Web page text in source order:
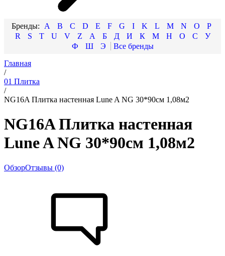
A B C D E F G I K L M N O
P
R
S T U V Z А Б Д И К М Н О С
У
Ф
Ш
Э
Главная
/
01 Плитка
/
NG16A Плитка настенная Lune A NG 30*90см 1,08м2
NG16A Плитка настенная
Lune A NG 30*90см 1,08м2
ОбзорОтзывы (0)